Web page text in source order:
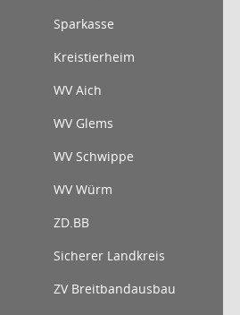
Sparkasse
Kreistierheim
WV Aich
WV Glems
WV Schwippe
WV Würm
ZD.BB
Sicherer Landkreis
ZV Breitbandausbau